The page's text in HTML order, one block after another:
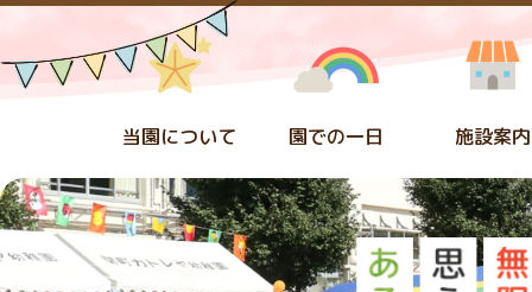
当園について 園での一日 施設案内